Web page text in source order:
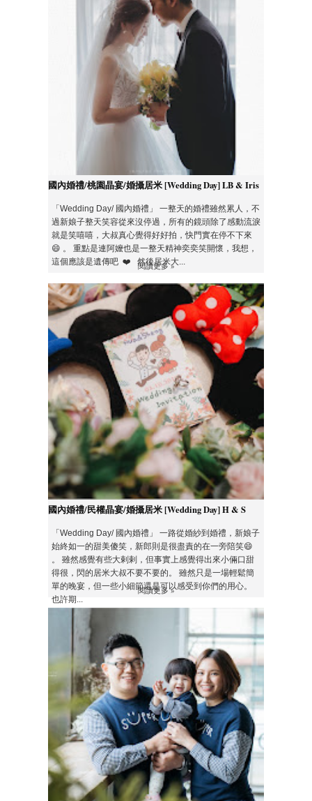
國內婚禮/桃園晶宴/婚攝居米 [Wedding Day] LB & Iris
「Wedding Day/ 國內婚禮」 一整天的婚禮雖然累人，不
過新娘子整天笑容從來沒停過，所有的鏡頭除了感動流淚
就是笑嘻嘻，大叔真心覺得好好拍，快門實在停不下來
😄 。 重點是連阿嬤也是一整天精神奕奕笑開懷，我想，
這個應該是遺傳吧 ❤️ 然後居米大...
閱讀更多 »
國內婚禮/民權晶宴/婚攝居米 [Wedding Day] H & S
「Wedding Day/ 國內婚禮」 一路從婚紗到婚禮，新娘子
始終如一的甜美傻笑，新郎則是很盡責的在一旁陪笑😄
。 雖然感覺有些大剌剌，但事實上感覺得出來小倆口甜
得很，閃的居米大叔不要不要的。 雖然只是一場輕鬆簡
單的晚宴，但一些小細節還是可以感受到你們的用心。
也許期...
閱讀更多 »